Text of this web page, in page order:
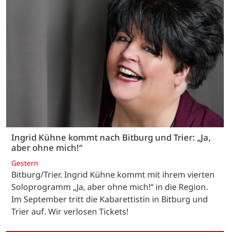
Ingrid Kühne kommt nach Bitburg und Trier: „Ja,
aber ohne mich!“
Gestern
Bitburg/Trier. Ingrid Kühne kommt mit ihrem vierten
Soloprogramm „Ja, aber ohne mich!“ in die Region.
Im September tritt die Kabarettistin in Bitburg und
Trier auf. Wir verlosen Tickets!